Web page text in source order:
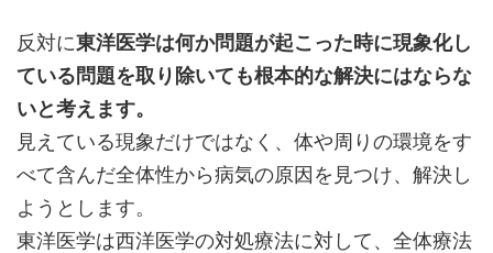
反対に東洋医学は何か問題が起こった時に現象化し
ている問題を取り除いても根本的な解決にはならな
いと考えます。
見えている現象だけではなく、体や周りの環境をす
べて含んだ全体性から病気の原因を見つけ、解決し
ようとします。
東洋医学は西洋医学の対処療法に対して、全体療法